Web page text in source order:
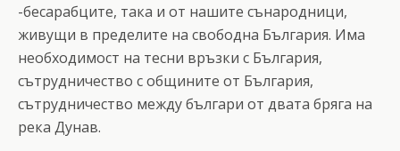
-бесарабците, така и от нашите сънародници,
живущи в пределите на свободна България. Има
необходимост на тесни връзки с България,
сътрудничество с общините от България,
сътрудничество между българи от двата бряга на
река Дунав.